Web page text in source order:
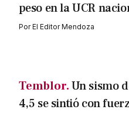
peso en la UCR
PorEl Editor Mendoza
Temblor.Un sismo
4,5 se sintió con